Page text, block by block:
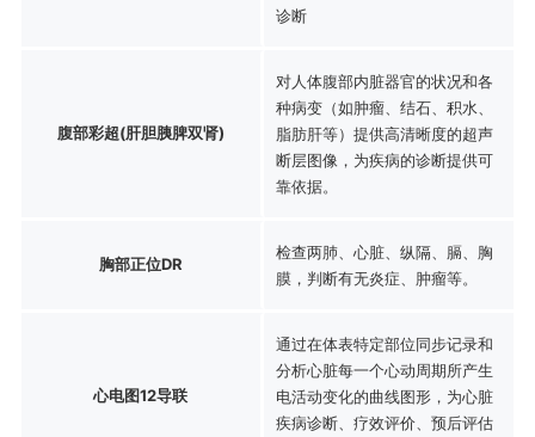
诊断
腹部彩超(肝胆胰脾双肾)
对人体腹部内脏器官的状况和各
种病变（如肿瘤、结石、积水、
脂肪肝等）提供高清晰度的超声
断层图像，为疾病的诊断提供可
靠依据。
胸部正位DR
检查两肺、心脏、纵隔、膈、胸
膜，判断有无炎症、肿瘤等。
心电图12导联
通过在体表特定部位同步记录和
分析心脏每一个心动周期所产生
电活动变化的曲线图形，为心脏
疾病诊断、疗效评价、预后评估